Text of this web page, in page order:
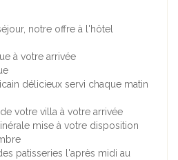
notre offre à l'hôtel
à votre arrivée
délicieux servi chaque matin
votre villa à votre arrivée
mise à votre disposition
patisseries l'après midi au